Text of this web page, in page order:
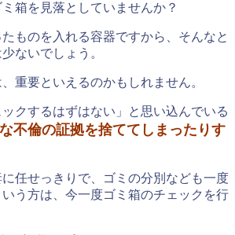
箱を見落としていませんか？
ものを入れる容器ですから、そんなと
ないでしょう。
重要といえるのかもしれません。
ックするはずはない」と思い込んでいる
不倫の証拠を捨ててしまったりす
任せっきりで、ゴミの分別なども一度
う方は、今一度ゴミ箱のチェックを行